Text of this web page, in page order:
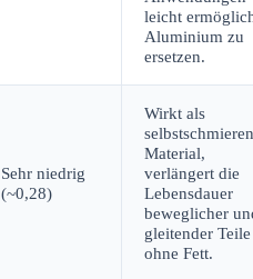
leicht
Aluminium zu
ersetzen.
Sehr niedrig
(~0,28)
Wirkt als
Material,
verlängert die
Lebensdauer
beweglicher
gleitender Teile
ohne Fett.